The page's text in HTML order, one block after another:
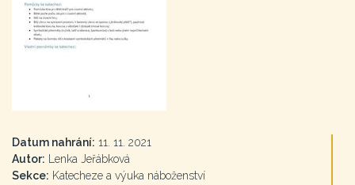
Datum nahrání: 11. 11. 2021
Autor: Lenka Jeřábková
Sekce: Katecheze a výuka náboženství